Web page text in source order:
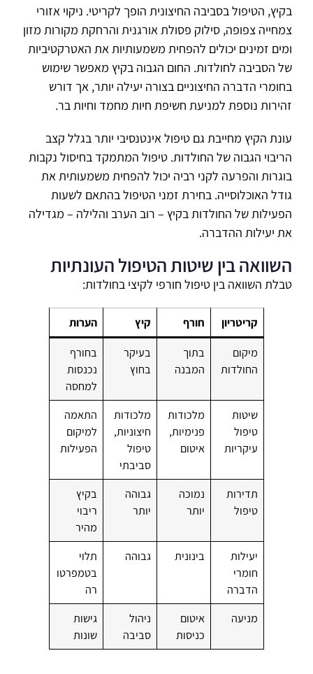
בקיץ, הטיפול בסביבה החיצונית הופך לקריטי. ניקוי אזורי
צמחייה צפופה, סילוק פסולת אורגנית והרחקת מקורות מזון
ומים זמינים יכולים להפחית משמעותיות את האטרקטיביות
של הסביבה לחולדות. החום הגבוה בקיץ מאפשר שימוש
בחומרי הדברה החיצוניים בצורה יעילה יותר, אך דורש
זהירות נוספת למניעת חשיפת חיות מחמד וחיות בר.
עונת הקיץ מחייבת גם טיפול אינטנסיבי יותר בגלל קצב
הריבוי הגבוה של החולדות. טיפול המתמקד בחיסול נקבות
בוגרות והפרעה לקני רביה יכול להפחית משמעותית את
גודל האוכלוסייה. בחירת זמני הטיפול בהתאם לשעות
הפעילות של החולדות בקיץ – רוב הערב והלילה – מגדילה
את יעילות ההדברה.
השוואה בין שיטות הטיפול העונתיות
טבלת השוואה בין טיפול חורפי לקיצי בחולדות:
קריטריון חורף קיץ
הערות
מיקום
החולדות
בתוך
המבנה
בעיקר
בחוץ
בחורף
נכנסות
למחסה
שיטות
טיפול
עיקריות
מלכודות
פנימיות,
איטום
מלכודות
חיצוניות,
טיפול
סביבתי
התאמה
למיקום
הפעילות
תדירות
טיפול
נמוכה
יותר
גבוהה
יותר
בקיץ
ריבוי
מהיר
יעילות
חומרי
הדברה
בינונית גבוהה
תלוי
בטמפרטו
רה
מניעה
איטום
כניסות
ניהול
סביבה
גישות
שונות